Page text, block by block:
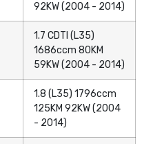
92KW (2004 - 2014)
1.7 CDTI (L35)
1686ccm 80KM
59KW (2004 - 2014)
1.8 (L35) 1796ccm
125KM 92KW (2004
- 2014)